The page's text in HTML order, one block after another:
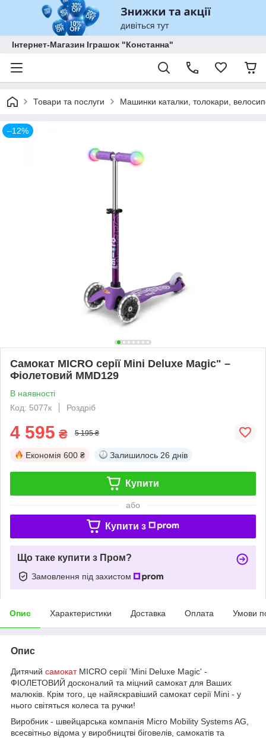
Інтернет-Магазин Іграшок "Констанна"
Товари та послуги Машинки каталки, толокари,
–12%
Самокат MICRO серії Mini Deluxe Magic" –
Фіолетовий MMD129
В наявності
Код: 5077к
Роздріб
4 595 ₴ 5 195 ₴
Економія 600 ₴ Залишилось 26 днів
Купити
або
Купити з
Що таке купити з Пром?
Замовлення під захистом
Опис Характеристики Доставка Оплата Умови
Опис
Дитячий самокатMICRO серії 'Mini Deluxe Magic' -
ФІОЛЕТОВИЙ досконалий та міцний самокат для Ваших
малюків. Крім того, це найяскравіший самокат серії Mini - у
нього світяться колеса та ручки!
Виробник - швейцарська компанія Micro Mobility Systems AG,
всесвітньо відома у виробництві біговелів, самокатів та